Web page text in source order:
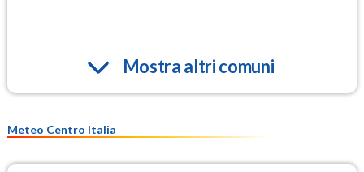
Mostra altri comuni
Meteo Centro Italia